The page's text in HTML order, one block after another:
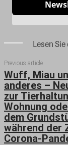
Lesen
Previous article
Wuff, Miau
anderes –
zur
Wohnung
dem
während der
Corona-